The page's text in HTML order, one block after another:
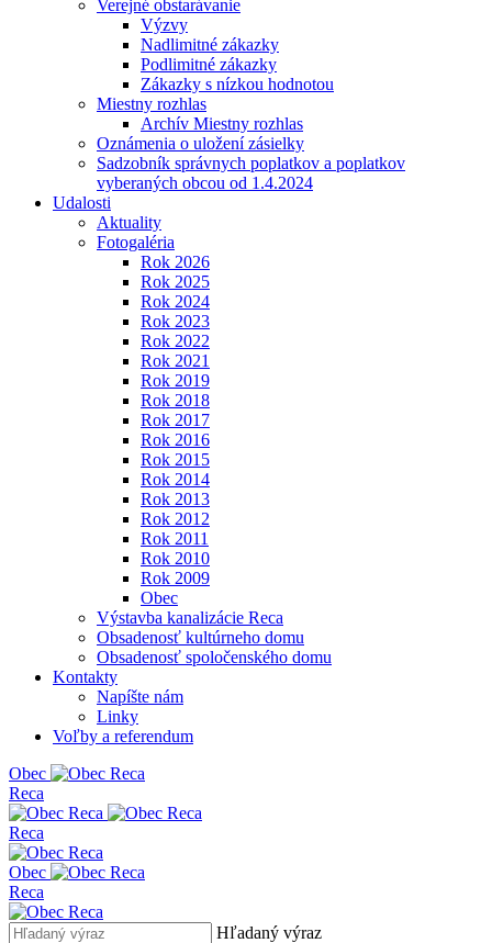
Verejné obstarávanie
Výzvy
Nadlimitné zákazky
Podlimitné zákazky
Zákazky s nízkou hodnotou
Miestny rozhlas
Archív Miestny rozhlas
Oznámenia o uložení zásielky
Sadzobník správnych poplatkov a poplatkov
vyberaných obcou od 1.4.2024
Udalosti
Aktuality
Fotogaléria
Rok 2026
Rok 2025
Rok 2024
Rok 2023
Rok 2022
Rok 2021
Rok 2019
Rok 2018
Rok 2017
Rok 2016
Rok 2015
Rok 2014
Rok 2013
Rok 2012
Rok 2011
Rok 2010
Rok 2009
Obec
Výstavba kanalizácie Reca
Obsadenosť kultúrneho domu
Obsadenosť spoločenského domu
Kontakty
Napíšte nám
Linky
Voľby a referendum
Obec
Reca
Reca
Obec
Reca
Hľadaný výraz